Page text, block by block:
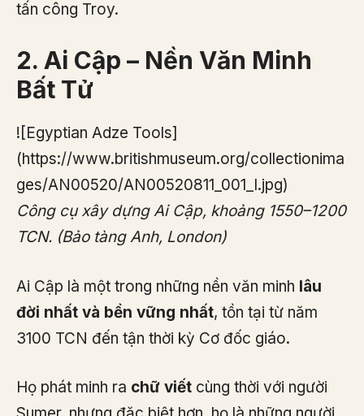
tấn công Troy.
2. Ai Cập – Nền Văn Minh
Bất Tử
![Egyptian Adze Tools]
(https://www.britishmuseum.org/collectionima
ges/AN00520/AN00520811_001_l.jpg)
Công cụ xây dựng Ai Cập, khoảng 1550–1200
TCN. (Bảo tàng Anh, London)
Ai Cập là một trong những nền văn minh lâu
đời nhất và bền vững nhất, tồn tại từ năm
3100 TCN đến tận thời kỳ Cơ đốc giáo.
Họ phát minh ra chữ viết cùng thời với người